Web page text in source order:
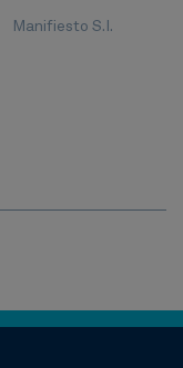
Manifiesto S.I.